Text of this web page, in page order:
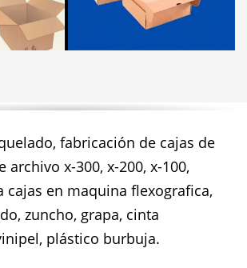
fabricación de cajas de
archivo x-300, x-200, x-100,
cajas en maquina flexografica,
zuncho, grapa, cinta
plástico burbuja.